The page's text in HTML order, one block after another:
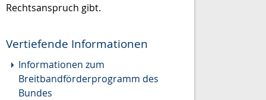
Rechtsanspruch gibt.
Vertiefende Informationen
Informationen zum
Breitbandförderprogramm des
Bundes